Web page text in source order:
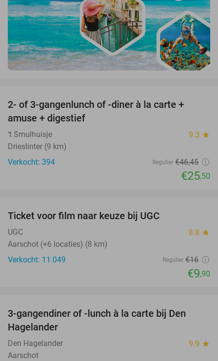
2- of 3-gangenlunch of -diner à la carte +
amuse + digestief
‘t Smulhuisje 9.3 star
Drieslinter (9 km)
Verkocht: 394
Regulier €46,45
€25,50
Ticket voor film naar keuze bij UGC
UGC 8.8 star
Aarschot (+6 locaties) (8 km)
Verkocht: 11.049
Regulier €16
€9,90
3-gangendiner of -lunch à la carte bij Den
Hagelander
Den Hagelander 9.9 star
Aarschot